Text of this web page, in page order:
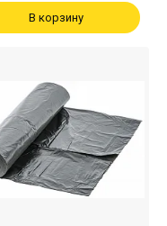
В корзину